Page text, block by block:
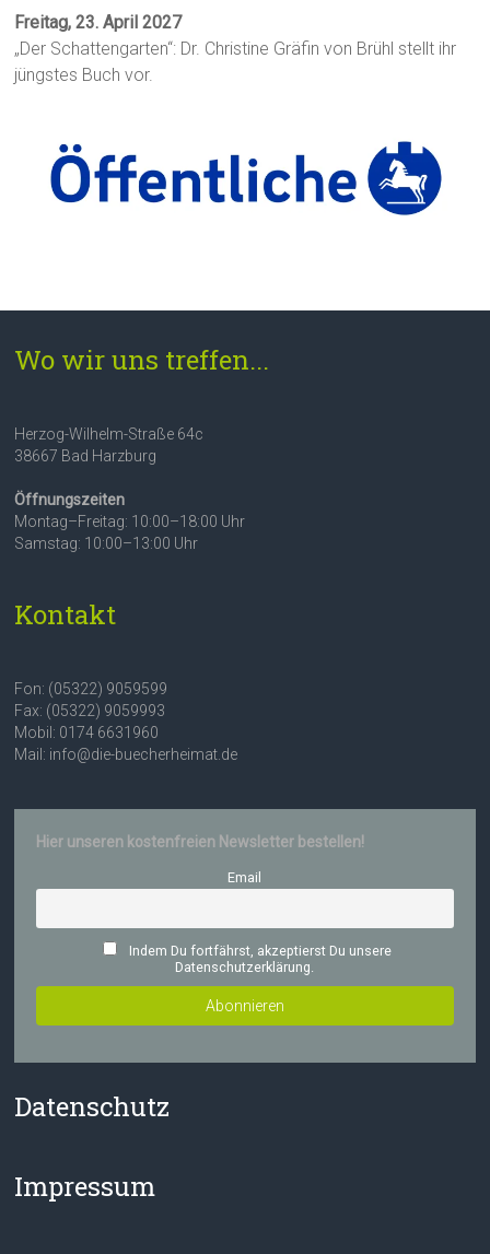
Freitag, 23. April 2027
„Der Schattengarten“: Dr. Christine Gräfin von Brühl stellt ihr
jüngstes Buch vor.
Wo wir uns treffen...
Herzog-Wilhelm-Straße 64c
38667 Bad Harzburg
Öffnungszeiten
Montag–Freitag: 10:00–18:00 Uhr
Samstag: 10:00–13:00 Uhr
Kontakt
Fon: (05322) 9059599
Fax: (05322) 9059993
Mobil: 0174 6631960
Mail: info@die-buecherheimat.de
Hier unseren kostenfreien Newsletter bestellen!
Email
Indem Du fortfährst, akzeptierst Du unsere
Datenschutzerklärung.
Datenschutz
Impressum